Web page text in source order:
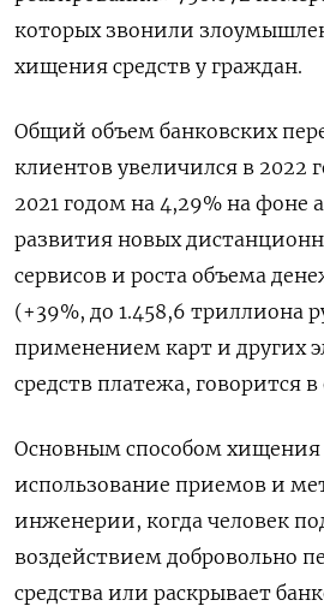
которых звонили
хищения средств у граждан.
Общий объем банковских
клиентов увеличился в 2022
2021 годом на 4,29% на фоне
развития новых
сервисов и роста объема
(+39%, до 1.458,6 триллиона
применением карт и других
средств платежа, говорится
Основным способом хищения
использование приемов и
инженерии, когда человек
воздействием добровольно
средства или раскрывает